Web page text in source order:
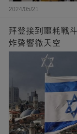
2024/05/21
拜登接到噩耗戰
炸聲響徹天空